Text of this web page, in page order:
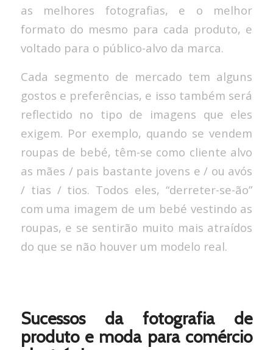
as melhores fotografias, e o melhor
formato do mesmo para cada produto, e
voltado para o público-alvo da marca.
Cada segmento de mercado tem alguns
gostos e preferências, e isso também será
reflectido no tipo de imagens que eles
exigem. Por exemplo, quando se vendem
roupas de bebé, têm-se como cliente alvo
as mães / pais bastante jovens e / ou avós
/ tias / tios. Todos eles, “derreter-se-ão”
com uma imagem de um bebé vestindo as
roupas, e se sentirão muito mais atraídos
do que se não houver um modelo real.
Sucessos da fotografia de
produto e moda para comércio